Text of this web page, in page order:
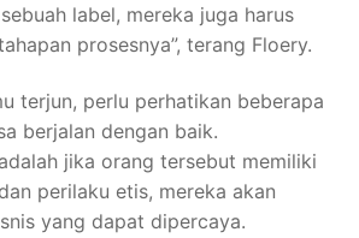
label, mereka juga harus
prosesnya”, terang Floery.
terjun, perlu perhatikan beberapa
berjalan dengan baik.
jika orang tersebut memiliki
perilaku etis, mereka akan
yang dapat dipercaya.